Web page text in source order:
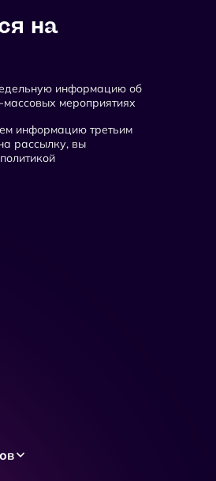
на
информацию об
мероприятиях
информацию третьим
рассылку, вы